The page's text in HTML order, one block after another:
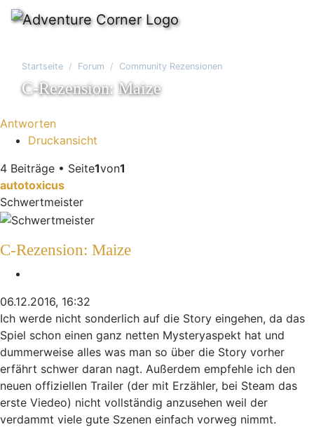
Startseite Forum Community Rezensionen
C-Rezension: Maize
Antworten
Druckansicht
4 Beiträge • Seite1von1
autotoxicus
Schwertmeister
C-Rezension: Maize
06.12.2016, 16:32
Ich werde nicht sonderlich auf die Story eingehen, da das
Spiel schon einen ganz netten Mysteryaspekt hat und
dummerweise alles was man so über die Story vorher
erfährt schwer daran nagt. Außerdem empfehle ich den
neuen offiziellen Trailer (der mit Erzähler, bei Steam das
erste Viedeo) nicht vollständig anzusehen weil der
verdammt viele gute Szenen einfach vorweg nimmt.